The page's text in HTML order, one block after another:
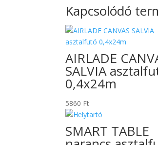
Kapcsolódó
AIRLADE
SALVIA
0,4x24m
5860 Ft
SMART TABLE